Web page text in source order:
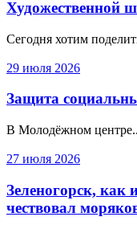
Художественной
Сегодня хотим
29 июля 2026
Защита
В Молодёжном
27 июля 2026
Зеленогорск, как
чествовал